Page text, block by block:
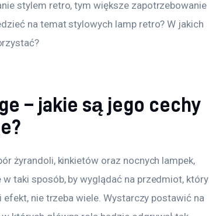
stylem retro, tym większe zapotrzebowanie
na temat stylowych lamp retro? W jakich
– jakie są jego cechy
żyrandoli, kinkietów oraz nocnych lampek,
taki sposób, by wyglądać na przedmiot, który
nie trzeba wiele. Wystarczy postawić na